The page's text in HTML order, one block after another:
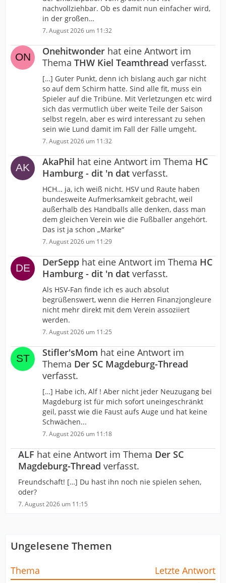
nachvollziehbar. Ob es damit nun einfacher wird,
in der großen…
7. August 2026 um 11:32
Onehitwonder hat eine Antwort im
Thema THW Kiel Teamthread verfasst.
[…] Guter Punkt, denn ich bislang auch gar nicht
so auf dem Schirm hatte. Sind alle fit, muss ein
Spieler auf die Tribüne. Mit Verletzungen etc wird
sich das vermutlich über weite Teile der Saison
selbst regeln, aber es wird interessant zu sehen
sein wie Lund damit im Fall der Fälle umgeht.
7. August 2026 um 11:32
AkaPhil hat eine Antwort im Thema HC
Hamburg - dit 'n dat verfasst.
HCH… ja, ich weiß nicht. HSV und Raute haben
bundesweite Aufmerksamkeit gebracht, weil
außerhalb des Handballs alle denken, dass man
dem gleichen Verein wie die Fußballer angehört.
Das ist ja schon „Marke“
7. August 2026 um 11:29
DerSepp hat eine Antwort im Thema HC
Hamburg - dit 'n dat verfasst.
Als HSV-Fan finde ich es auch absolut
begrüßenswert, wenn die Herren Finanzjongleure
nicht mehr direkt mit dem Verein assoziiert
werden.
7. August 2026 um 11:25
Stifler'sMom hat eine Antwort im
Thema Der SC Magdeburg-Thread
verfasst.
[…] Habe ich, Alf ! Aber nicht jeder Neuzugang bei
Magdeburg ist für mich sofort uneingeschränkt
geil, passt wie die Faust aufs Auge und hat keine
Schwächen...
7. August 2026 um 11:18
ALF hat eine Antwort im Thema Der SC
Magdeburg-Thread verfasst.
Freundschaft! […] Du hast ihn noch nie spielen sehen,
oder?
7. August 2026 um 11:15
Ungelesene Themen
Thema Letzte Antwort